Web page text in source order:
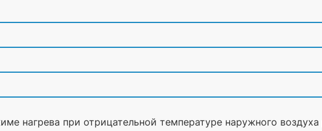
нагрева при отрицательной температуре наружного воздуха